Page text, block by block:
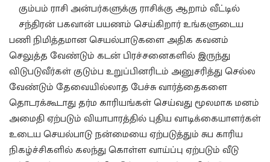
கும்பம் ராசி அன்பர்களுக்கு ராசிக்கு ஆறாம் வீட்டில்
சந்திரன் பகவான் பயணம் செய்கிறார் உங்களுடைய
பணி நிமித்தமான செயல்பாடுகளை அதிக கவனம்
செலுத்த வேண்டும் கடன் பிரச்சனைகளில் இருந்து
விடுபடுவீர்கள் குடும்ப உறுப்பினரிடம் அனுசரித்து செல்ல
வேண்டும் தேவையில்லாத பேச்சு வார்த்தைகளை
தொடரக்கூடாது தர்ம காரியங்கள் செய்வது மூலமாக மனம்
அமைதி ஏற்படும் வியாபாரத்தில் புதிய வாடிக்கையாளர்கள்
உடைய செயல்பாடு நன்மையை ஏற்படுத்தும் சுப காரிய
நிகழ்ச்சிகளில் கலந்து கொள்ள வாய்ப்பு ஏற்படும் வீடு